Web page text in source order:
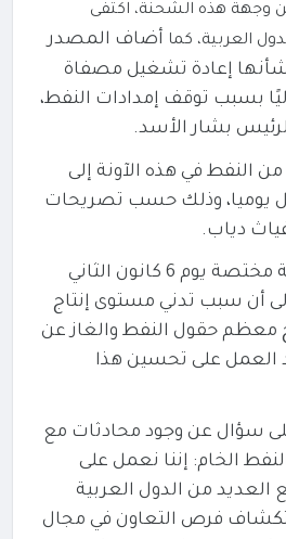
هذه الشحنة، اكتفى
العربية، كما أضاف المصدر
إعادة تشغيل مصفاة
بسبب توقف إمدادات النفط،
بشار الأسد.
النفط في هذه الآونة إلى
برميل يوميا، وذلك حسب تصريحات
دياب.
في حوار نشرته منصة مختصة يوم 6 كانون الثاني
إلى أن سبب تدني مستوى إنتاج
معظم حقول النفط والغاز عن
العمل على تحسين هذا
سؤال عن وجود محادثات مع
الخام: إننا نعمل على
العديد من الدول العربية
فرص التعاون في مجال